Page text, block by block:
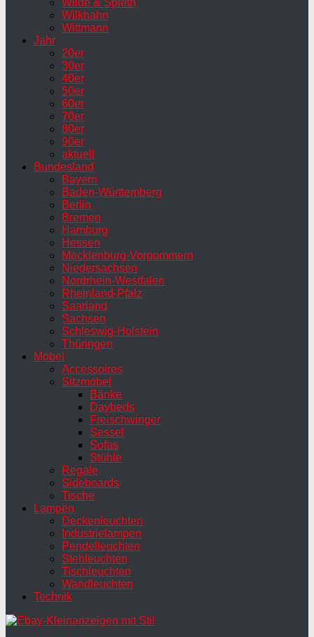
Wilkhahn
Wittmann
Jahr
20er
30er
40er
50er
60er
70er
80er
90er
aktuell
Bundesland
Bayern
Baden-Württemberg
Berlin
Bremen
Hamburg
Hessen
Mecklenburg-Vorpommern
Niedersachsen
Nordrhein-Westfalen
Rheinland-Pfalz
Saarland
Sachsen
Schleswig-Holstein
Thüringen
Möbel
Accessoires
Sitzmöbel
Bänke
Daybeds
Freischwinger
Sessel
Sofas
Stühle
Regale
Sideboards
Tische
Lampen
Deckenleuchten
Industrielampen
Pendelleuchten
Stehleuchten
Tischleuchten
Wandleuchten
Technik